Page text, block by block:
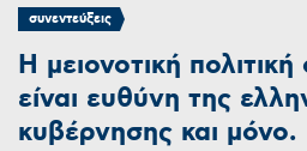
συνεντεύξεις
H μειονοτική
είναι ευθύνη της
κυβέρνησης και μόνο.